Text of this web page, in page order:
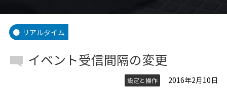
リアルタイム
イベント受信間隔の変更
設定と操作
2016年2月10日